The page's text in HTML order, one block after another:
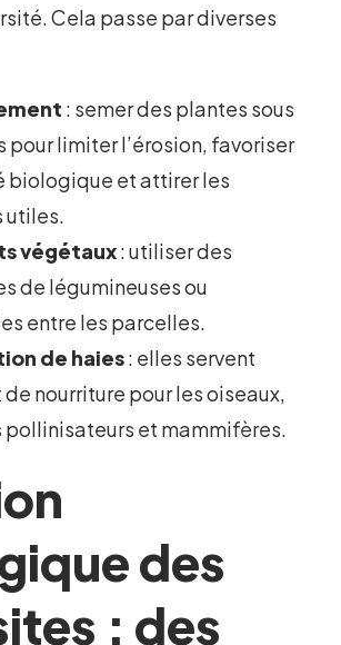
Cela passe par diverses
: semer des plantes sous
pour limiter l’érosion, favoriser
biologique et attirer les
utiles.
végétaux: utiliser des
de légumineuses ou
entre les parcelles.
de haies: elles servent
de nourriture pour les oiseaux,
pollinisateurs et mammifères.
des
: des